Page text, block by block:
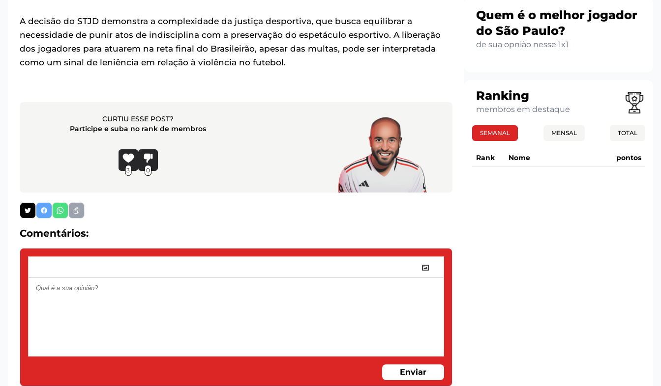
A decisão do STJD demonstra a complexidade da justiça desportiva, que busca equilibrar a
necessidade de punir atos de indisciplina com a preservação do espetáculo esportivo. A liberação
dos jogadores para atuarem na reta final do Brasileirão, apesar das multas, pode ser interpretada
como um sinal de leniência em relação à violência no futebol.
CURTIU ESSE POST?
Participe e suba no rank de membros
3 0
Comentários:
Enviar
Quem é o melhor jogador
do São Paulo?
de sua opnião nesse 1x1
Ranking
membros em destaque
SEMANAL MENSAL TOTAL
Rank Nome pontos